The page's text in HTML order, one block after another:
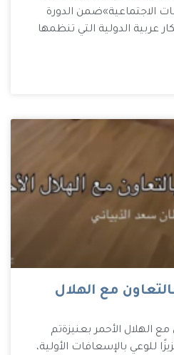
الاجتماعية»ضمن الدورة
عربية الدولية التي تنظمها
مع الهلال
مع الهلال الأحمر بعنيزة تم
للوعي بالإسعافات الأولية،